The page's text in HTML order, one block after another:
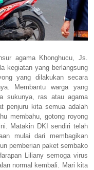
agama Khonghucu, Js.
kegiatan yang berlangsung
yang dilakukan secara
Membantu warga yang
sukunya, ras atau agama
penjuru kita semua adalah
membahu, gotong royong
Matakin DKI sendiri telah
mulai dari membagikan
pemberian paket sembako
Liliany semoga virus
normal kembali. Mari kita